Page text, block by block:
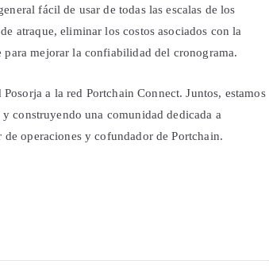
fácil de usar de todas las escalas de los
atraque, eliminar los costos asociados con la
mejorar la confiabilidad del cronograma.
a la red Portchain Connect. Juntos, estamos
construyendo una comunidad dedicada a
operaciones y cofundador de Portchain.